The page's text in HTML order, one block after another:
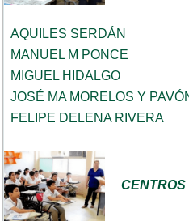
AQUILES SERDÁN
MANUEL M PONCE
MIGUEL HIDALGO
JOSÉ MA MORELOS Y
FELIPE DELENA RIVERA